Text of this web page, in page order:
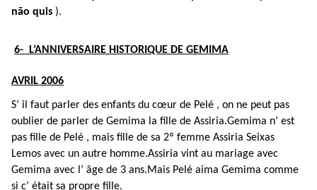
não quis ).
6- L’ANNIVERSAIRE HISTORIQUE DE GEMIMA
AVRIL 2006
S’ il faut parler des enfants du cœur de Pelé , on ne peut pas
oublier de parler de Gemima la fille de Assiria.Gemima n’ est
pas fille de Pelé , mais fille de sa 2º femme Assiria Seixas
Lemos avec un autre homme.Assiria vint au mariage avec
Gemima avec l’ âge de 3 ans.Mais Pelé aima Gemima comme
si c’ était sa propre fille.